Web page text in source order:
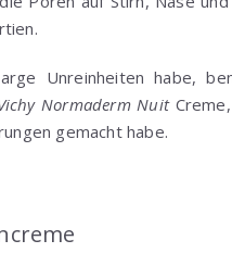
Unreinheiten habe,
Normaderm Nuit
gemacht habe.